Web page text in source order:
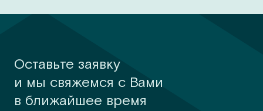
Оставьте заявку
и мы свяжемся с Вами
в ближайшее время